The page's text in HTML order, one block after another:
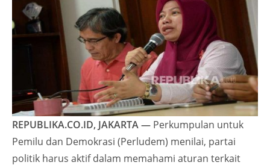
REPUBLIKA.CO.ID, JAKARTA — Perkumpulan untuk
Pemilu dan Demokrasi (Perludem) menilai, partai
politik harus aktif dalam memahami aturan terkait